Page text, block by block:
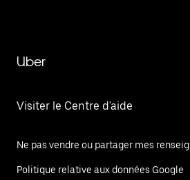
Uber
Visiter le Centre d'aide
Ne pas vendre ou partager mes
Politique relative aux données Google